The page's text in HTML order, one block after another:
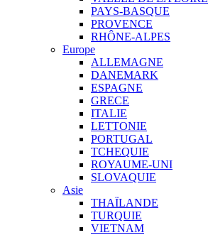
PAYS-BASQUE
PROVENCE
RHÔNE-ALPES
Europe
ALLEMAGNE
DANEMARK
ESPAGNE
GRECE
ITALIE
LETTONIE
PORTUGAL
TCHEQUIE
ROYAUME-UNI
SLOVAQUIE
Asie
THAÏLANDE
TURQUIE
VIETNAM